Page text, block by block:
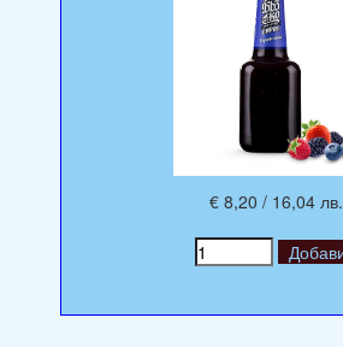
€ 8,20 / 16,04 лв.